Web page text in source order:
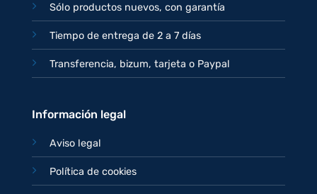
Sólo productos nuevos, con garantía
Tiempo de entrega de 2 a 7 días
Transferencia, bizum, tarjeta o Paypal
Información legal
Aviso legal
Política de cookies